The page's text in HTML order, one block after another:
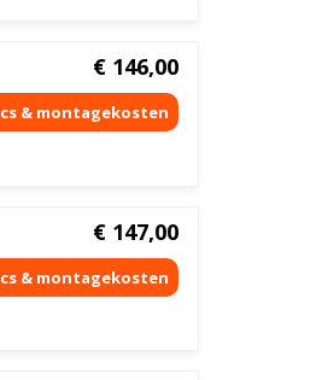
€ 146,00
€ 147,00